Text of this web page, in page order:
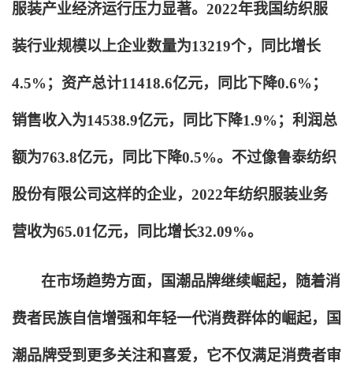
服装产业经济运行压力显著。2022年我国纺织服
装行业规模以上企业数量为13219个，同比增长
4.5%；资产总计11418.6亿元，同比下降0.6%；
销售收入为14538.9亿元，同比下降1.9%；利润总
额为763.8亿元，同比下降0.5%。不过像鲁泰纺织
股份有限公司这样的企业，2022年纺织服装业务
营收为65.01亿元，同比增长32.09%。
在市场趋势方面，国潮品牌继续崛起，随着消
费者民族自信增强和年轻一代消费群体的崛起，国
潮品牌受到更多关注和喜爱，它不仅满足消费者审